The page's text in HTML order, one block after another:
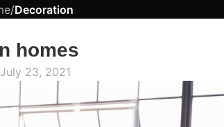
/Decoration
homes
23, 2021